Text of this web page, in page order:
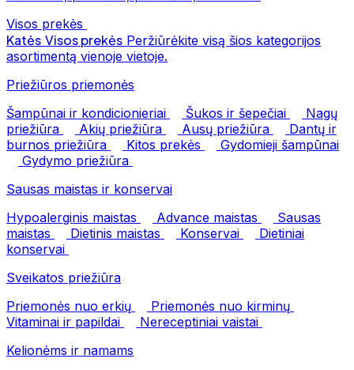
Visos prekės
Katės Visos prekės Peržiūrėkite visą šios kategorijos
asortimentą vienoje vietoje.
Priežiūros priemonės
Šampūnai ir kondicionieriai
Šukos ir šepečiai
Nagų
priežiūra
Akių priežiūra Ausų priežiūra
Dantų ir
burnos priežiūra
Kitos prekės
Gydomieji šampūnai
Gydymo priežiūra
Sausas maistas ir konservai
Hypoalerginis maistas
Advance maistas
Sausas
maistas
Dietinis maistas Konservai
Dietiniai
konservai
Sveikatos priežiūra
Priemonės nuo erkių
Priemonės nuo kirminų
Vitaminai ir papildai
Nereceptiniai vaistai
Kelionėms ir namams